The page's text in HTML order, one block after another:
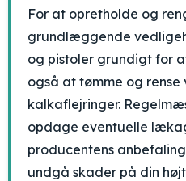
For at opretholde og
grundlæggende
og pistoler grundigt for
også at tømme og
kalkaflejringer.
opdage eventuelle
producentens
undgå skader på din